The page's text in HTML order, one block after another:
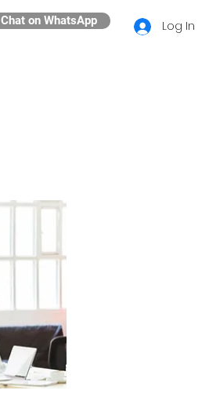
Chat on WhatsApp Log In